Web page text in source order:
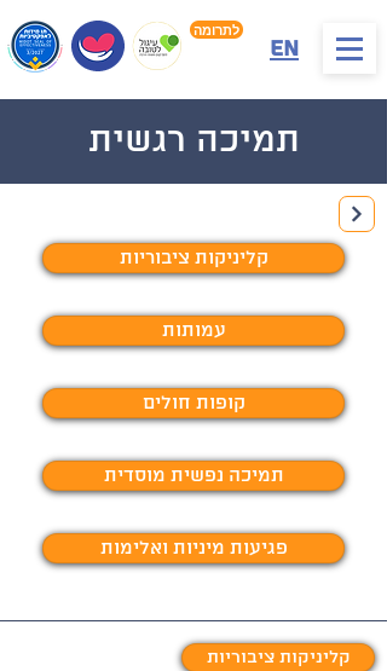
En
לתרומה
תמיכה רגשית
קליניקות ציבוריות
עמותות
קופות חולים
תמיכה נפשית מוסדית
פגיעות מיניות ואלימות
קליניקות ציבוריות